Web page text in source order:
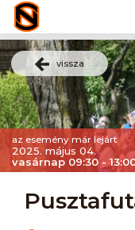
vissza
az esemény már lejárt
2025. május 04.
vasárnap 09:30 -